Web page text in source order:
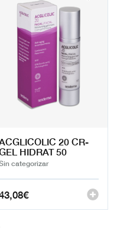
20 CR-
HIDRAT 50
categorizar
€